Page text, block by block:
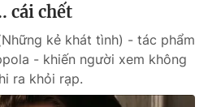
cái chết
kẻ khát tình) - tác phẩm
- khiến người xem không
ra khỏi rạp.